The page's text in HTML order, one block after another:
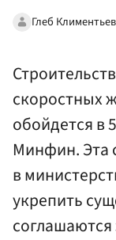
Глеб Климентьев
скоростных
обойдется в
Минфин. Эта
в
укрепить